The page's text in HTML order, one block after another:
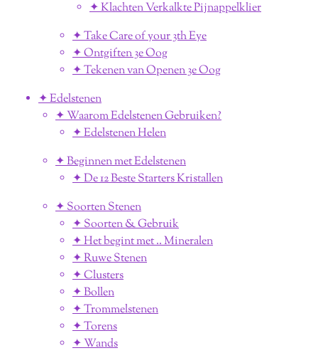
✦ Klachten Verkalkte Pijnappelklier
✦ Take Care of your 3th Eye
✦ Ontgiften 3e Oog
✦ Tekenen van Openen 3e Oog
✦ Edelstenen
✦ Waarom Edelstenen Gebruiken?
✦ Edelstenen Helen
✦ Beginnen met Edelstenen
✦ De 12 Beste Starters Kristallen
✦ Soorten Stenen
✦ Soorten & Gebruik
✦ Het begint met .. Mineralen
✦ Ruwe Stenen
✦ Clusters
✦ Bollen
✦ Trommelstenen
✦ Torens
✦ Wands